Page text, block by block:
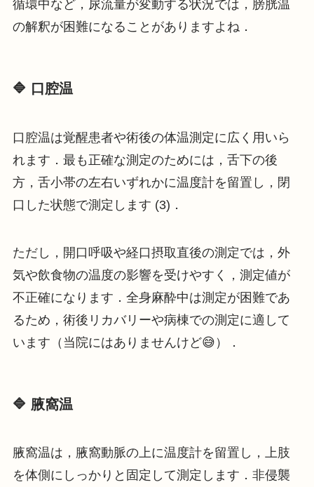
循環中など，尿流量が変動する状況では，膀胱温
の解釈が困難になることがありますよね．
🔷 口腔温
口腔温は覚醒患者や術後の体温測定に広く用いら
れます．最も正確な測定のためには，舌下の後
方，舌小帯の左右いずれかに温度計を留置し，閉
口した状態で測定します (3)．
ただし，開口呼吸や経口摂取直後の測定では，外
気や飲食物の温度の影響を受けやすく，測定値が
不正確になります．全身麻酔中は測定が困難であ
るため，術後リカバリーや病棟での測定に適して
います（当院にはありませんけど😅）．
🔷 腋窩温
腋窩温は，腋窩動脈の上に温度計を留置し，上肢
を体側にしっかりと固定して測定します．非侵襲